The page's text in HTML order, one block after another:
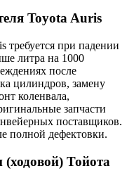
Toyota Auris
требуется при падении
литра на 1000
после
цилиндров, замену
коленвала,
запчасти
поставщиков.
полной дефектовки.
Тойота